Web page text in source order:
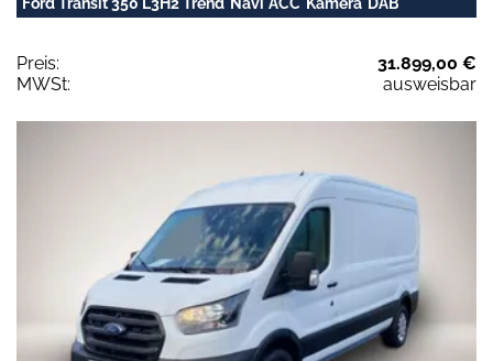
Preis:
31.899,00 €
MWSt:
ausweisbar